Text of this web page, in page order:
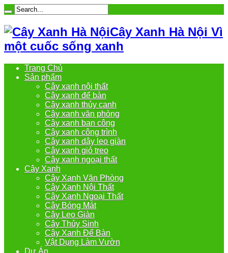
Cây Xanh Hà Nội Vì
một cuốc sống xanh
Trang Chủ
Sản phẩm
Cây xanh nội thất
Cây xanh để bàn
Cây xanh thủy canh
Cây xanh văn phòng
Cây xanh ban công
Cây xanh công trình
Cây xanh dây leo giàn
Cây xanh giỏ treo
Cây xanh ngoại thất
Cây Xanh
Cây Xanh Văn Phòng
Cây Xanh Nội Thất
Cây Xanh Ngoại Thất
Cây Bóng Mát
Cây Leo Giàn
Cây Thủy Sinh
Cây Xanh Để Bàn
Vật Dụng Làm Vườn
Dự Án